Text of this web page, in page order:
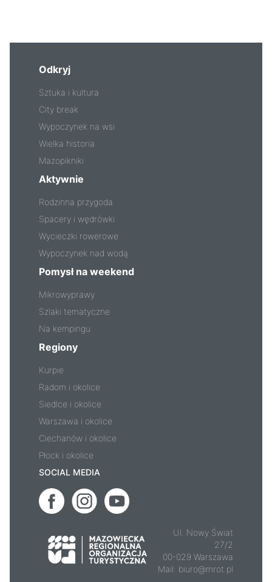
Odkryj
Sztuka i kultura
City break
Wypoczynek na wsi
Wielka historia
Mazopikniki
Aktywnie
Rodzinna przygoda
Spacery i wędrówki
Wycieczki rowerowe
Wypoczynek nad wodą
Pomysł na weekend
Mikrowyprawy
Szlaki tematyczne
Na kempingu
Regiony
Kurpie
Radom i okolice
Siedlce i okolice
Warszawa i okolice
Ciechanów i okolice
Płock i okolice
SOCIAL MEDIA
Ul. Nowy Świat
27/2
00-029 Warszawa
Mail: biuro@mrot.pl